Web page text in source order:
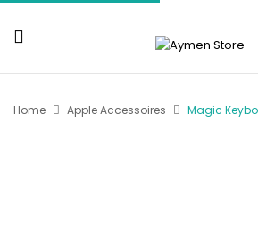
Home Apple Accessoires Magic